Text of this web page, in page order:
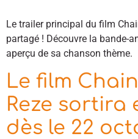
Le trailer principal du film
partagé ! Découvre la bande-
aperçu de sa chanson thème.
Le film
Reze sortira
dès le 22